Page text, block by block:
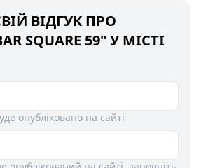
ВІДГУК ПРО
SQUARE 59" У МІСТІ
опубліковано на сайті